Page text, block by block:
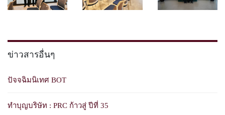
ข่าวสารอื่นๆ
ปัจจฉิมนิเทศ BOT
ทำบุญบริษัท : PRC ก้าวสู่ ปีที่ 35